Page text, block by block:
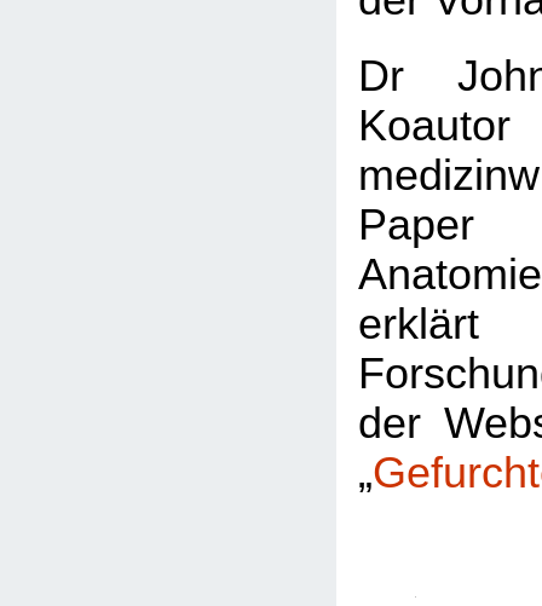
Dr
erklärt
der
„